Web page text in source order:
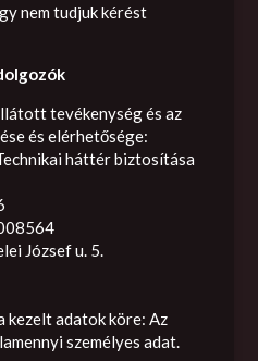
nem tudjuk kérést
tevékenység és az
és elérhetősége:
háttér biztosítása
József u. 5.
kezelt adatok köre: Az
személyes adat.